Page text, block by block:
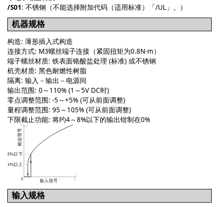
/S01: 不锈钢（不能选择附加代码（适用标准）「/UL」。）
机器规格
构造: 薄形插入式构造
连接方式: M3螺丝端子连接（紧固扭矩为0.8N·m）
端子螺丝材质: 铁表面铬酸盐处理 (标准) 或不锈钢
机壳材质: 黑色耐燃性树脂
隔离: 输入－输出－电源间
输出范围: 0～110% (1～5V DC时)
零点调整范围: -5～+5% (可从前面调整)
量程调整范围: 95～105% (可从前面调整)
下限截止功能: 将约4～8%以下的输出钳制在0%
输入规格